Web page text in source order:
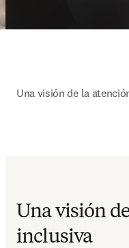
Una visión de la
Una visión
inclusiva